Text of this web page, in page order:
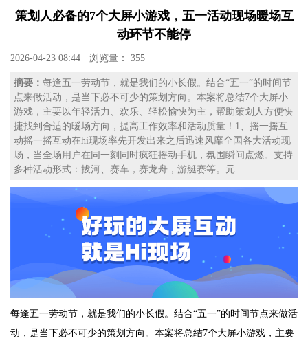
策划人必备的7个大屏小游戏，五一活动现场暖场互
动环节不能停
2026-04-23 08:44 浏览量： 355
摘要： 每逢五一劳动节，就是我们的小长假。结合“五一”的时间节
点来做活动，是当下必不可少的策划方向。本案将总结7个大屏小
游戏，主要以年轻活力、欢乐、轻松愉快为主，帮助策划人方便快
捷找到合适的暖场方向，提高工作效率和活动质量！1、摇一摇互
动摇一摇互动在hi现场率先开发出来之后迅速风靡全国各大活动现
场，当全场用户在同一刻同时疯狂摇动手机，氛围瞬间点燃。支持
多种活动形式：拔河、赛车，赛龙舟，游艇赛等。元...
每逢五一劳动节，就是我们的小长假。结合“五一”的时间节点来做活
动，是当下必不可少的策划方向。本案将总结7个大屏小游戏，主要